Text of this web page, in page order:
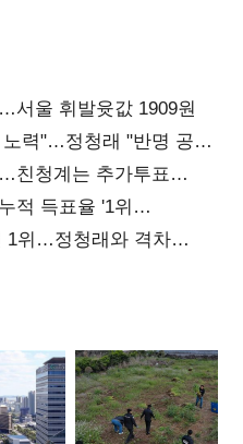
서울 휘발윳값 1909원
력"…정청래 "반명 공세
친청계는 추가투표
적 득표율 '1위
1위…정청래와 격차